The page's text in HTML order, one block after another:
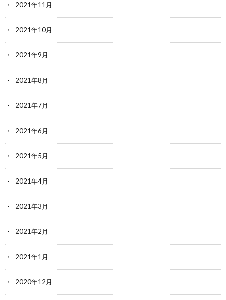
2021年11月
2021年10月
2021年9月
2021年8月
2021年7月
2021年6月
2021年5月
2021年4月
2021年3月
2021年2月
2021年1月
2020年12月